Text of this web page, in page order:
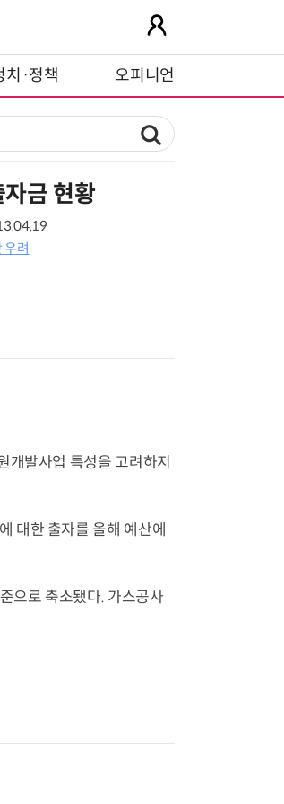
치·정책 오피니언
금 현황
우려
발사업 특성을 고려하지
대한 출자를 올해 예산에
으로 축소됐다. 가스공사